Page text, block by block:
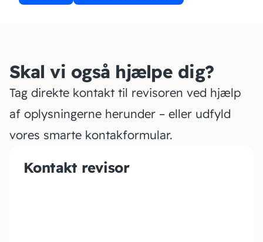
Skal vi også hjælpe dig?
Tag direkte kontakt til revisoren ved hjælp
af oplysningerne herunder – eller udfyld
vores smarte kontakformular.
Kontakt revisor